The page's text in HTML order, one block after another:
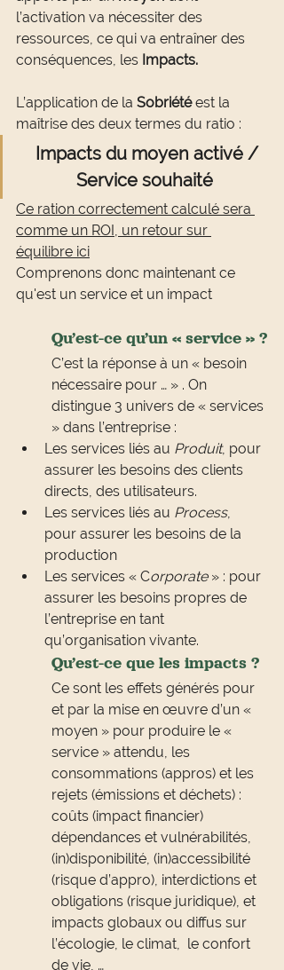
l’activation va nécessiter des
ressources, ce qui va entraîner des
conséquences, les Impacts.
L’application de la Sobriété est la
maîtrise des deux termes du ratio :
Service souhaité
Ce ration correctement calculé sera
comme un ROI, un retour sur
équilibre ici
Comprenons donc maintenant ce
qu'est un service et un impact
Qu’est-ce qu’un « service » ?
C’est la réponse à un « besoin
nécessaire pour … » . On
distingue 3 univers de « services
» dans l’entreprise :
Les services liés au Produit, pour
assurer les besoins des clients
directs, des utilisateurs.
Les services liés au Process,
pour assurer les besoins de la
production
Les services « Corporate » : pour
assurer les besoins propres de
l’entreprise en tant
qu’organisation vivante.
Qu’est-ce que les impacts ?
Ce sont les effets générés pour
et par la mise en œuvre d’un «
moyen » pour produire le «
service » attendu, les
consommations (appros) et les
rejets (émissions et déchets) :
coûts (impact financier)
dépendances et vulnérabilités,
(in)disponibilité, (in)accessibilité
(risque d’appro), interdictions et
obligations (risque juridique), et
impacts globaux ou diffus sur
l’écologie, le climat,  le confort
de vie, …